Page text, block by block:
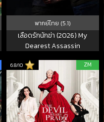
พากย์ไทย (5.1)
เลือดรักนักฆ่า (2026) My
Dearest Assassin
6.8/10 ZM